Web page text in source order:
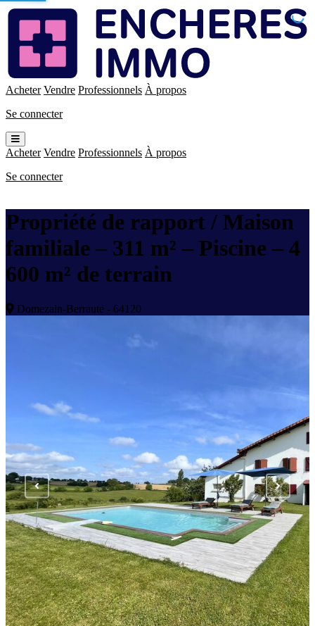
Enchères
Immo
Acheter Vendre Professionnels À propos
Se connecter
Ouvrir
le
menu
Acheter Vendre Professionnels À propos
Se connecter
Propriété de rapport / Maison
familiale – 311 m² – Piscine – 4
600 m² de terrain
Domezain-Berraute - 64120